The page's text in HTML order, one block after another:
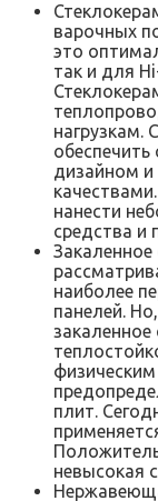
варочных
это
так и для
нагрузкам.
дизайном и
нанести
средства и
наиболее
панелей.
плит.
невысокая